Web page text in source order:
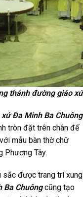
thánh đường giáo
xứ Đa Minh Ba Chuông
tròn đặt trên chân đế
mẫu bàn thờ chữ
Phương Tây.
sắc được trang trí xung
Ba Chuôngcũng tạo